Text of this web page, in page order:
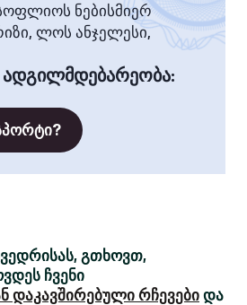
ნებისმიერ
ლოს ანჯელესი,
:
გთხოვთ,
ჩვენი
დაკავშირებული რჩევებიდა